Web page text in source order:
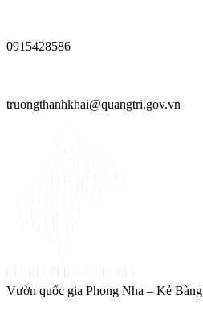
0915428586
truongthanhkhai@quangtri.gov.vn
Vườn quốc gia Phong Nha – Kẻ Bàng